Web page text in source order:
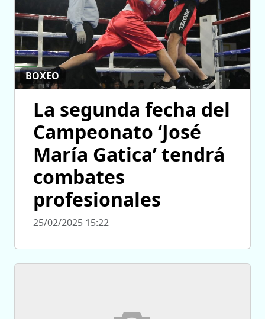
BOXEO
La segunda fecha del
Campeonato ‘José
María Gatica’ tendrá
combates
profesionales
25/02/2025 15:22